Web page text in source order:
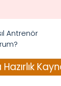
Antrenör